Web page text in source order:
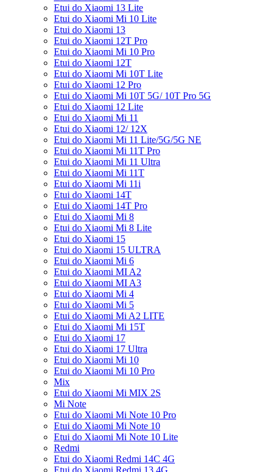
Etui do Xiaomi 13 Lite
Etui do Xiaomi Mi 10 Lite
Etui do Xiaomi 13
Etui do Xiaomi 12T Pro
Etui do Xiaomi Mi 10 Pro
Etui do Xiaomi 12T
Etui do Xiaomi Mi 10T Lite
Etui do Xiaomi 12 Pro
Etui do Xiaomi Mi 10T 5G/ 10T Pro 5G
Etui do Xiaomi 12 Lite
Etui do Xiaomi Mi 11
Etui do Xiaomi 12/ 12X
Etui do Xiaomi Mi 11 Lite/5G/5G NE
Etui do Xiaomi Mi 11T Pro
Etui do Xiaomi Mi 11 Ultra
Etui do Xiaomi Mi 11T
Etui do Xiaomi Mi 11i
Etui do Xiaomi 14T
Etui do Xiaomi 14T Pro
Etui do Xiaomi Mi 8
Etui do Xiaomi Mi 8 Lite
Etui do Xiaomi 15
Etui do Xiaomi 15 ULTRA
Etui do Xiaomi Mi 6
Etui do Xiaomi MI A2
Etui do Xiaomi MI A3
Etui do Xiaomi Mi 4
Etui do Xiaomi Mi 5
Etui do Xiaomi Mi A2 LITE
Etui do Xiaomi Mi 15T
Etui do Xiaomi 17
Etui do Xiaomi 17 Ultra
Etui do Xiaomi Mi 10
Etui do Xiaomi Mi 10 Pro
Mix
Etui do Xiaomi Mi MIX 2S
Mi Note
Etui do Xiaomi Mi Note 10 Pro
Etui do Xiaomi Mi Note 10
Etui do Xiaomi Mi Note 10 Lite
Redmi
Etui do Xiaomi Redmi 14C 4G
Etui do Xiaomi Redmi 13 4G